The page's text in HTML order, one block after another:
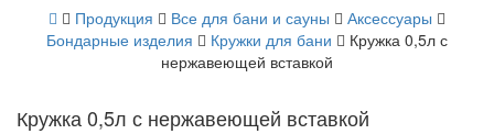
Продукция Все для бани и сауны
Аксессуары
Бондарные изделия
Кружки для бани
Кружка 0,5л с
нержавеющей вставкой
Кружка 0,5л с нержавеющей вставкой